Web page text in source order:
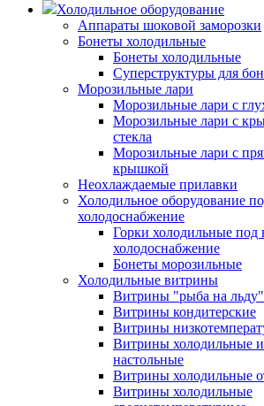
Холодильное оборудование
Аппараты шоковой заморозки
Бонеты холодильные
Бонеты холодильные
Суперструктуры для
Морозильные лари
Морозильные лари с
Морозильные лари с
стекла
Морозильные лари с
крышкой
Неохлаждаемые прилавки
Холодильное оборудование
холодоснабжение
Горки холодильные под
холодоснабжение
Бонеты морозильные
Холодильные витрины
Витрины "рыба на
Витрины кондитерские
Витрины
Витрины холодильные
настольные
Витрины холодильные
Витрины холодильные